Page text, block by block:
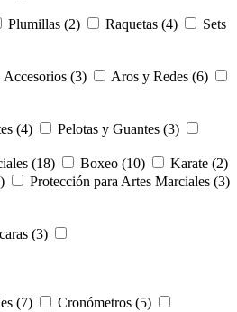
Plumillas (2) Raquetas (4)
Sets
Accesorios (3)
Aros y Redes (6)
(4)
Pelotas y Guantes (3)
(18)
Boxeo (10)
Karate (2)
Protección para Artes Marciales (3)
(3)
(7)
Cronómetros (5)